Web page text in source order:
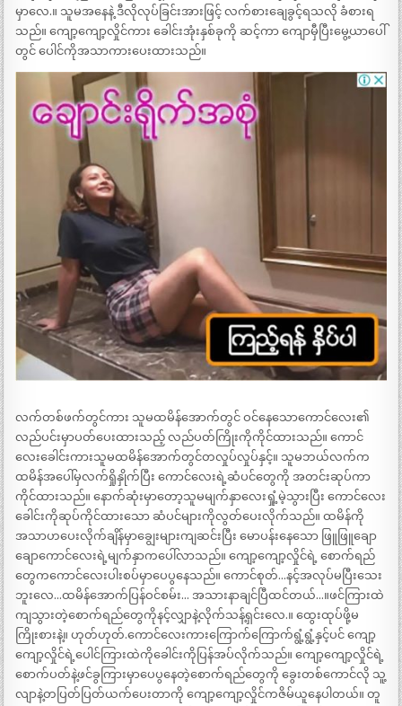
မှာလေ.။ သူမအနေနဲ့ ဒီလိုလုပ်ခြင်းအားဖြင့် လက်စားချေခွင့်ရသလို ခံစားရ
သည်။ ကျော့ကျော့လှိုင်ကား ခေါင်းအုံးနှစ်ခုကို ဆင့်ကာ ကျောမှီပြီးမွေ့ယာပေါ်
တွင် ပေါင်ကိုအသာကားပေးထားသည်။
လက်တစ်ဖက်တွင်ကား သူမထမိန်အောက်တွင် ဝင်နေသောကောင်လေး၏
လည်ပင်းမှာပတ်ပေးထားသည့် လည်ပတ်ကြိုးကိုကိုင်ထားသည်။ ကောင်
လေးခေါင်းကားသူမထမိန်အောက်တွင်တလှုပ်လှုပ်နှင့်။ သူမဘယ်လက်က
ထမိန်အပေါ်မှလက်ရှိုနှိုက်ပြီး ကောင်လေးရဲ့ဆံပင်တွေကို အတင်းဆုပ်ကာ
ကိုင်ထားသည်။ နောက်ဆုံးမှာတော့သူမမျက်နှာလေးရှုံ့မဲ့သွားပြီး ကောင်လေး
ခေါင်းကိုဆုပ်ကိုင်ထားသော ဆံပင်များကိုလွတ်ပေးလိုက်သည်။ ထမိန်ကို
အသာဟပေးလိုက်ချိန်မှာချွေးများကျဆင်းပြီး မောပန်းနေသော ဖြူဖြူချော
ချောကောင်လေးရဲ့မျက်နှာကပေါ်လာသည်။ ကျော့ကျော့လှိုင်ရဲ့ စောက်ရည်
တွေကကောင်လေးပါးစပ်မှာပေပွနေသည်။ ကောင်စုတ်…နင့်အလုပ်မပြီးသေး
ဘူးလေ…ထမိန်အောက်ပြန်ဝင်စမ်း… အသားနာချင်ပြီထင်တယ်…။ဖင်ကြားထဲ
ကျသွားတဲ့စောက်ရည်တွေကိုနင့်လျှာနဲ့လိုက်သန့်ရှင်းလေ.။ ထွေးထုပ်ဖို့မ
ကြိုးစားနဲ့။ ဟုတ်ဟုတ်.ကောင်လေးကားကြောက်ကြောက်ရွံ့ရွံ့နှင့်ပင် ကျော့
ကျော့လှိုင်ရဲ့ပေါင်ကြားထဲကိုခေါင်းကိုပြန်အပ်လိုက်သည်။ ကျော့ကျော့လှိုင်ရဲ့
စောက်ပတ်နဲ့ဖင်ခွကြားမှာပေပွနေတဲ့စောက်ရည်တွေကို ခွေးတစ်ကောင်လို သူ့
လျာနဲ့တပြတ်ပြတ်ယက်ပေးတာကို ကျော့ကျော့လှိုင်ကဇိမ်ယူနေပါတယ်။ တူ